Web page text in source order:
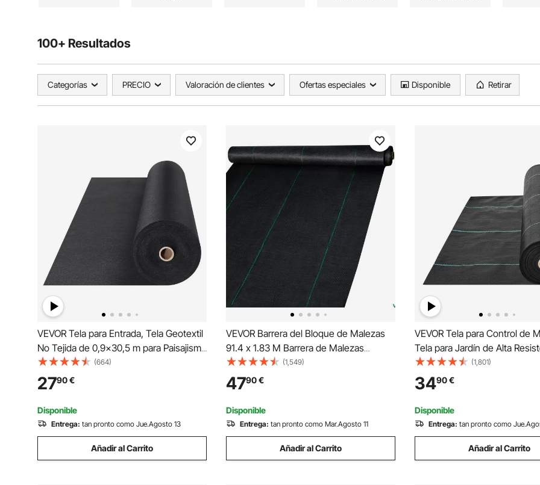
100+ Resultados
Categorías PRECIO Valoración de clientes Ofertas especiales Disponible Retirar
VEVOR Tela para Entrada, Tela Geotextil
No Tejida de 0,9x30,5 m para Paisajismo
Tela para Paisaje de 4 OZ Tela de
Drenaje para Tuberías Francesas, Tela
para Control de Malezas para Cobertura
del Suelo
(664)
2790€
Disponible
Entrega: tan pronto como Jue.Agosto 13
Añadir al Carrito
VEVOR Barrera del Bloque de Malezas
91.4 x 1.83 M Barrera de Malezas
Tejidas de PP Tejido de Barrera de
Malezas Bloque de Malezas de Plástico
Tela de Control de Malezas de
Cobertura de Tierra
(1,549)
4790€
Disponible
Entrega: tan pronto como Mar.Agosto 11
Añadir al Carrito
VEVOR Tela para Control de
Tela para Jardín de Alta
Tejida para Control de
Tela Geotextil para Paisajismo
Malas Hierbas 0,9 x 91,4 m,
Negro
(1,801)
3490€
Disponible
Entrega: tan pronto como
Añadir al Carrito